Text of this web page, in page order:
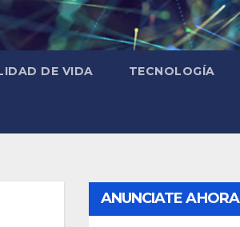
DE VIDA TECNOLOGÍA
ANUNCIATE AHORA